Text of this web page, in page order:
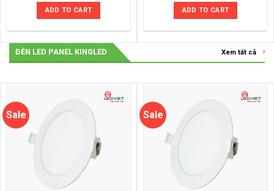
was:
594.000 ₫.
ADD TO CART
was:
541.000 ₫.
ADD TO CART
ĐÈN LED PANEL KINGLED Xem tất cả
Sale Sale